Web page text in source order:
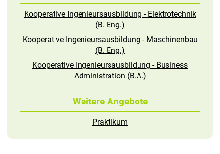
Kooperative Ingenieursausbildung - Elektrotechnik
(B. Eng.)
Kooperative Ingenieursausbildung - Maschinenbau
(B. Eng.)
Kooperative Ingenieursausbildung - Business
Administration (B.A.)
Weitere Angebote
Praktikum